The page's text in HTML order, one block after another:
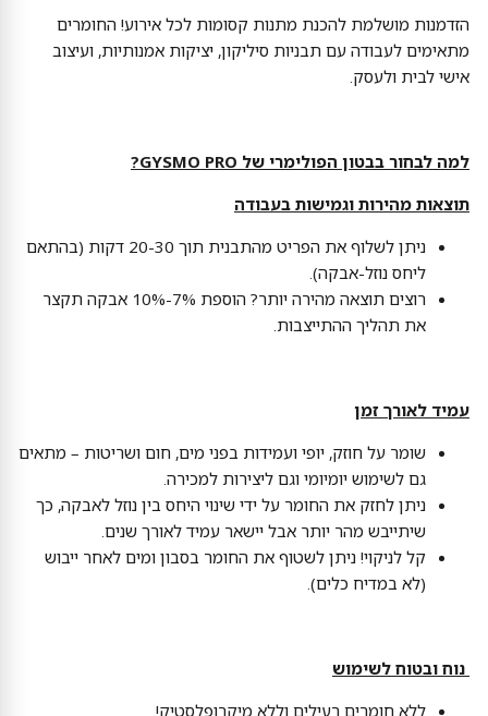
הזדמנות מושלמת להכנת מתנות קסומות לכל אירוע! החומרים
מתאימים לעבודה עם תבניות סיליקון, יציקות אמנותיות, ועיצוב
אישי לבית ולעסק.
למה לבחור בבטון הפולימרי של GYSMO PRO?
תוצאות מהירות וגמישות בעבודה
ניתן לשלוף את הפריט מהתבנית תוך 20-30 דקות (בהתאם
ליחס נוזל-אבקה).
רוצים תוצאה מהירה יותר? הוספת 7%-10% אבקה תקצר
את תהליך ההתייצבות.
עמיד לאורך זמן
שומר על חוזק, יופי ועמידות בפני מים, חום ושריטות – מתאים
גם לשימוש יומיומי וגם ליצירות למכירה.
ניתן לחזק את החומר על ידי שינוי היחס בין נוזל לאבקה, כך
שיתייבש מהר יותר אבל יישאר עמיד לאורך שנים.
קל לניקוי! ניתן לשטוף את החומר בסבון ומים לאחר ייבוש
(לא במדיח כלים).
נוח ובטוח לשימוש
ללא חומרים רעילים וללא מיקרופלסטיק!